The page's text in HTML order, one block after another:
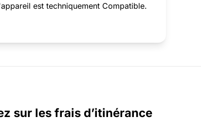
est techniquement Compatible.
sur les frais d’itinérance